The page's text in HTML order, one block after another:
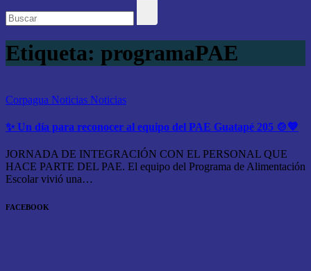
Etiqueta: programaPAE
Corpagua Noticias Noticias
✨ Un día para reconocer al equipo del PAE Guatapé 205 🍲💙
JORNADA DE INTEGRACIÓN CON EL PERSONAL QUE
HACE PARTE DEL PAE. El equipo del Programa de Alimentación
Escolar vivió una…
FACEBOOK